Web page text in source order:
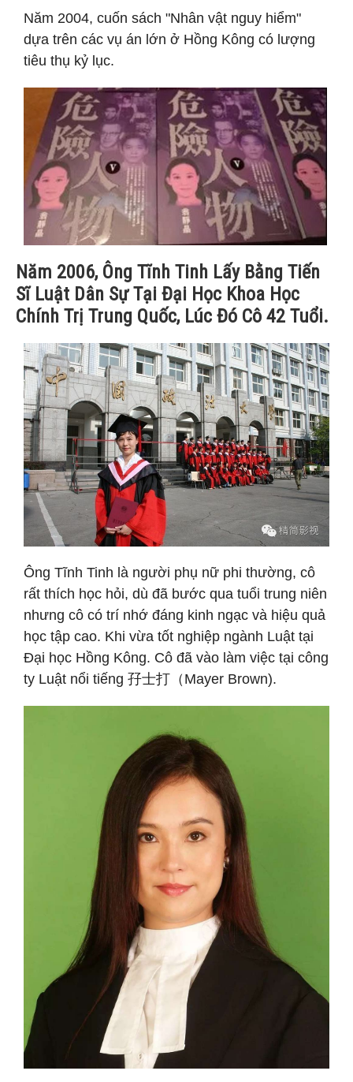
Năm 2004, cuốn sách "Nhân vật nguy hiểm"
dựa trên các vụ án lớn ở Hồng Kông có lượng
tiêu thụ kỷ lục.
Năm 2006, Ông Tĩnh Tinh Lấy Bằng Tiến
Sĩ Luật Dân Sự Tại Đại Học Khoa Học
Chính Trị Trung Quốc, Lúc Đó Cô 42 Tuổi.
Ông Tĩnh Tinh là người phụ nữ phi thường, cô
rất thích học hỏi, dù đã bước qua tuổi trung niên
nhưng cô có trí nhớ đáng kinh ngạc và hiệu quả
học tập cao. Khi vừa tốt nghiệp ngành Luật tại
Đại học Hồng Kông. Cô đã vào làm việc tại công
ty Luật nổi tiếng 孖士打（Mayer Brown).